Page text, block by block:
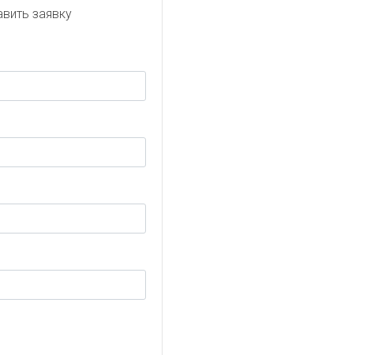
заявку